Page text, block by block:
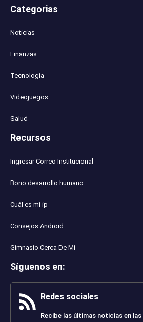
Categorias
Noticias
Finanzas
Tecnología
Videojuegos
Salud
Recursos
Ingresar Correo Institucional
Bono desarrollo humano
Cuál es mi ip
Consejos Android
Gimnasio Cerca De Mi
Síguenos en:
Redes sociales
Recibe las últimas noticias en